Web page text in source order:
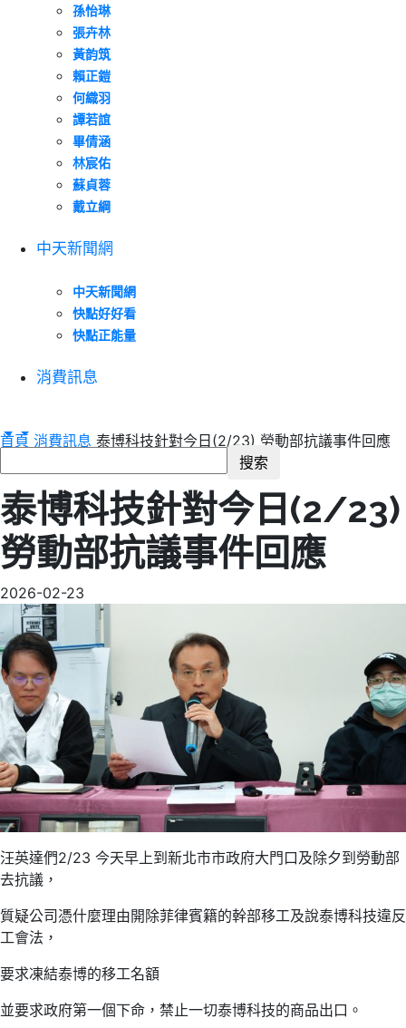
孫怡琳
張卉林
黃韵筑
賴正鎧
何織羽
譚若誼
畢倩涵
林宸佑
蘇貞蓉
戴立綱
中天新聞網
中天新聞網
快點好好看
快點正能量
消費訊息
首頁 消費訊息 泰博科技針對今日(2/23) 勞動部抗議事件回應
泰博科技針對今日(2/23)
勞動部抗議事件回應
2026-02-23
汪英達們2/23 今天早上到新北市市政府大門口及除夕到勞動部
去抗議，
質疑公司憑什麼理由開除菲律賓籍的幹部移工及說泰博科技違反
工會法，
要求凍結泰博的移工名額
並要求政府第一個下命，禁止一切泰博科技的商品出口。